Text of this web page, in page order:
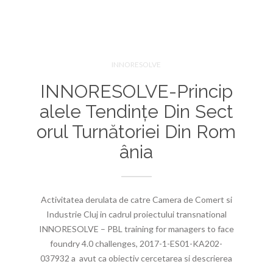
INNORESOLVE
INNORESOLVE-Princip
Alele Tendințe Din Sect
Orul Turnătoriei Din Rom
Ânia
Activitatea derulata de catre Camera de Comert si
Industrie Cluj in cadrul proiectului transnational
INNORESOLVE – PBL training for managers to face
foundry 4.0 challenges, 2017-1-ES01-KA202-
037932 a avut ca obiectiv cercetarea si descrierea